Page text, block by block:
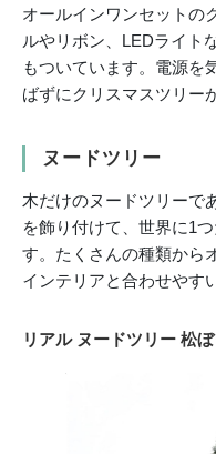
オールインワンセットの
ルやリボン、LEDライト
もついています。電源を
ばずにクリスマスツリー
ヌードツリー
木だけのヌードツリーで
を飾り付けて、世界に1
す。たくさんの種類から
インテリアと合わせやす
リアル ヌードツリー 松